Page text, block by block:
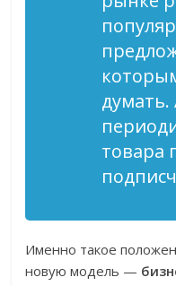
думать.
товара
Именно такое
новую модель —